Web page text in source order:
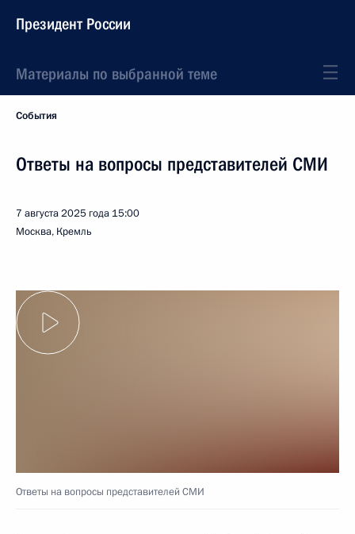
Президент России
Материалы по выбранной теме
События
Ответы на вопросы представителей СМИ
7 августа 2025 года 15:00
Москва, Кремль
Ответы на вопросы представителей СМИ